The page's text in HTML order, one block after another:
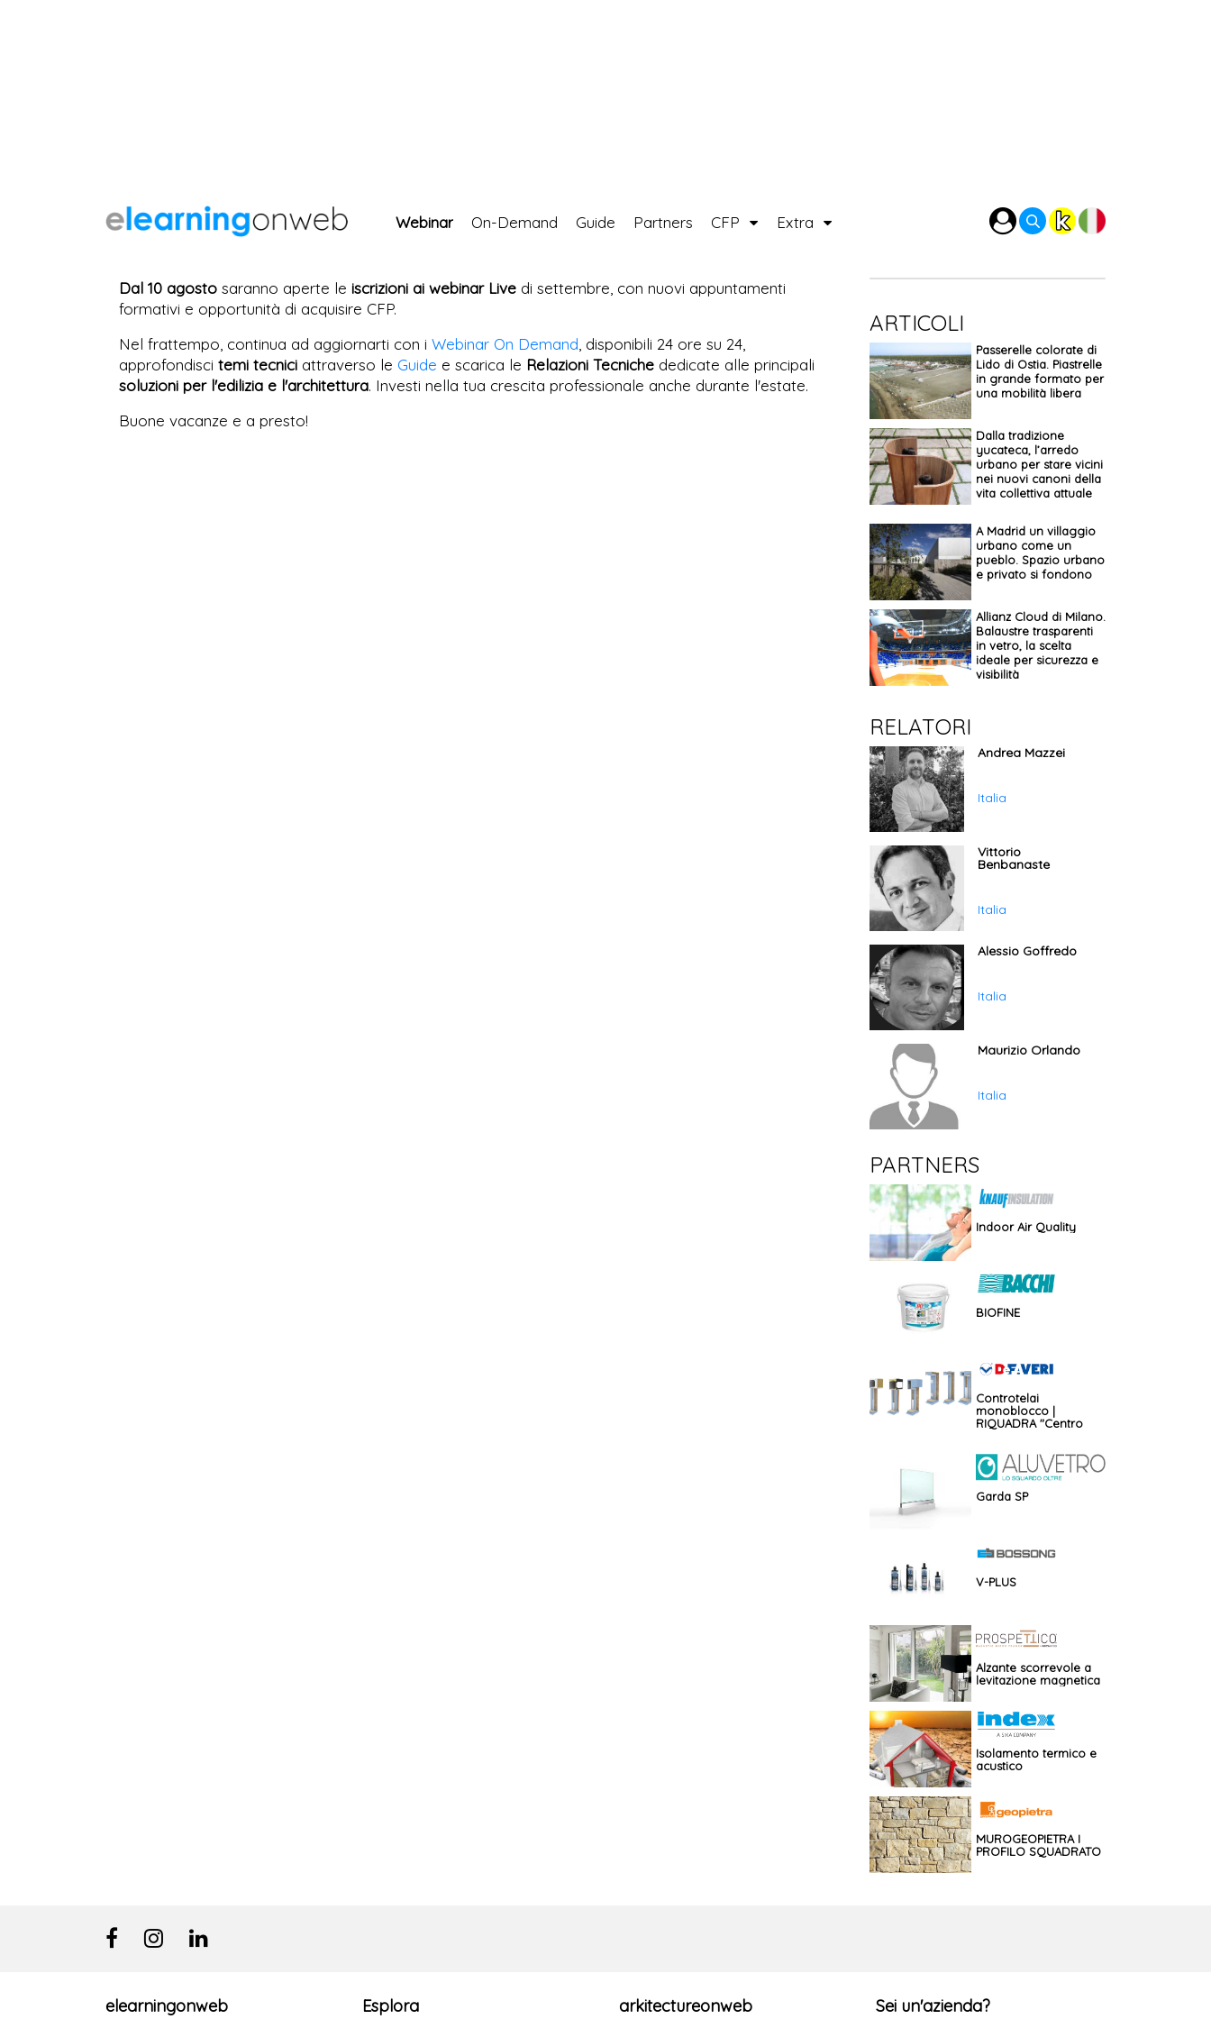
Webinar On-Demand Guide Partners CFP Extra
Dal 10 agosto saranno aperte le iscrizioni ai webinar Live di settembre, con nuovi appuntamenti
formativi e opportunità di acquisire CFP.
Nel frattempo, continua ad aggiornarti con i Webinar On Demand , disponibili 24 ore su 24,
approfondisci temi tecnici attraverso le Guide e scarica le Relazioni Tecniche dedicate alle principali
soluzioni per l'edilizia e l'architettura. Investi nella tua crescita professionale anche durante l'estate.
Buone vacanze e a presto!
ARTICOLI
Passerelle colorate di
Lido di Ostia. Piastrelle
in grande formato per
una mobilità libera
Dalla tradizione
yucateca, l’arredo
urbano per stare vicini
nei nuovi canoni della
vita collettiva attuale
A Madrid un villaggio
urbano come un
pueblo. Spazio urbano
e privato si fondono
Allianz Cloud di Milano.
Balaustre trasparenti
in vetro, la scelta
ideale per sicurezza e
visibilità
RELATORI
Andrea Mazzei
Italia
Vittorio
Benbanaste
Italia
Alessio Goffredo
Italia
Maurizio Orlando
Italia
PARTNERS
Indoor Air Quality
BIOFINE
Controtelai
monoblocco |
RIQUADRA "Centro
Garda SP
V-PLUS
Alzante scorrevole a
levitazione magnetica
Isolamento termico e
acustico
MUROGEOPIETRA I
PROFILO SQUADRATO
elearningonweb Esplora arkitectureonweb Sei un'azienda?